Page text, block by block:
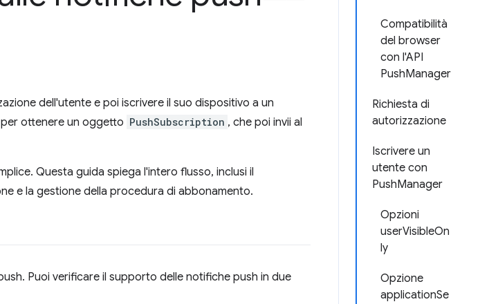
Compatibilità
del browser
con l'API
PushManager
Richiesta di
autorizzazione
Iscrivere un
utente con
PushManager
Opzioni
userVisibleOn
ly
Opzione
applicationSe
dell'utente e poi iscrivere il suo dispositivo a un
ottenere un oggetto PushSubscription , che poi invii al
Questa guida spiega l'intero flusso, inclusi il
e la gestione della procedura di abbonamento.
Puoi verificare il supporto delle notifiche push in due